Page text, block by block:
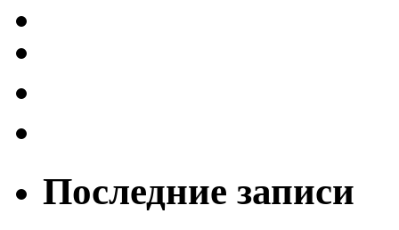
Последние записи